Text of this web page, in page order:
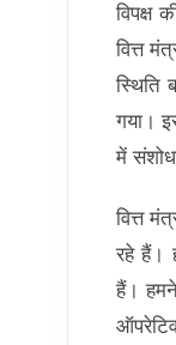
विपक्ष
वित्त
स्थिति
गया।
में
वित्त
रहे हैं।
हैं।